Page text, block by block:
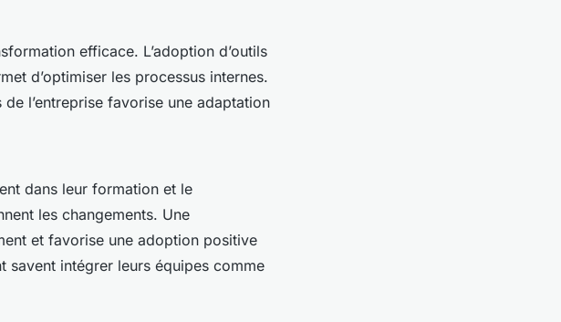
efficace. L’adoption d’outils
d’optimiser les processus internes.
l’entreprise favorise une adaptation
dans leur formation et le
les changements. Une
et favorise une adoption positive
savent intégrer leurs équipes comme